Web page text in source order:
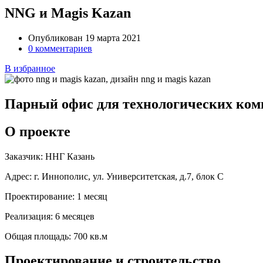
NNG и Magis Kazan
Опубликован 19 марта 2021
0 комментариев
В избранное
Парный офис для технологических
О проекте
Заказчик: ННГ Казань
Адрес: г. Иннополис, ул. Университетская, д.7, блок С
Проектирование: 1 месяц
Реализация: 6 месяцев
Общая площадь: 700 кв.м